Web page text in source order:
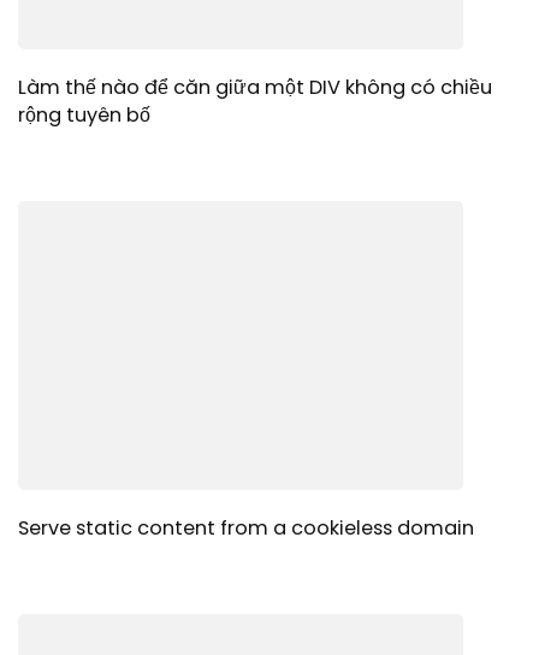
Làm thế nào để căn giữa một DIV không có chiều
rộng tuyên bố
Serve static content from a cookieless domain